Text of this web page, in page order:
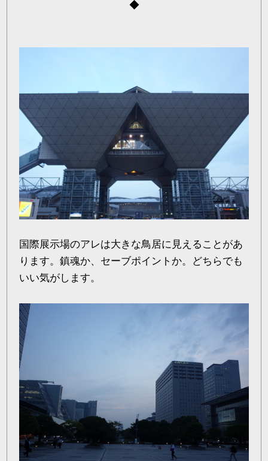
◆
国際展示場のアレは大きな鳥居に見えることがあ
ります。鎮魂か、セーブポイントか。どちらでも
いい気がします。